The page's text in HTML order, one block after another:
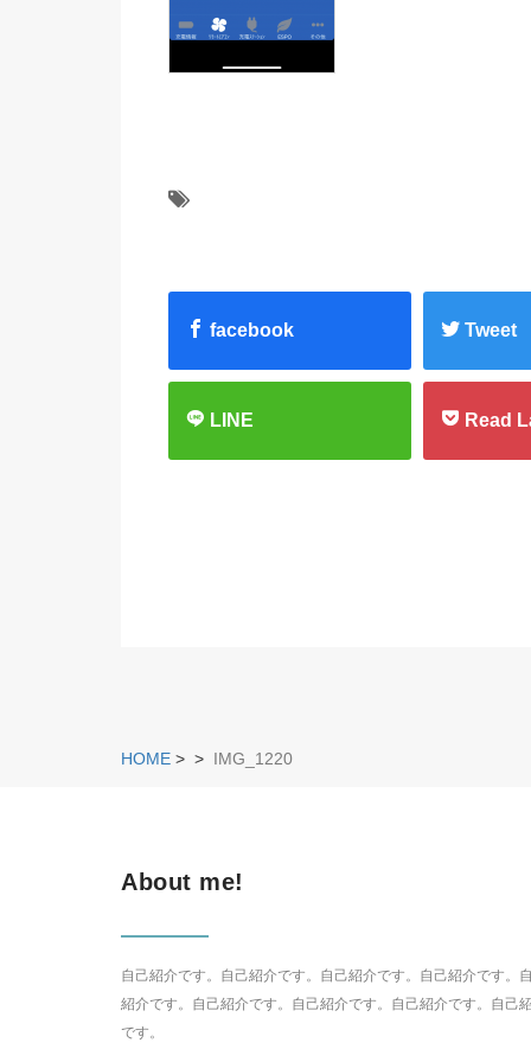
facebook Tweet
LINE Read
HOME > > IMG_1220
About me!
自己紹介です。自己紹介です。自己紹介です。自己紹介です。
紹介です。自己紹介です。自己紹介です。自己紹介です。自己
です。